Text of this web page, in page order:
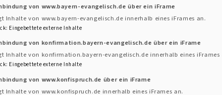
von www.bayern-evangelisch.de über ein iFrame
Inhalte von www.bayern-evangelisch.de innerhalb eines iFrames an.
: Eingebettete externe Inhalte
von konfirmation.bayern-evangelisch.de über ein iFrame
Inhalte von konfirmation.bayern-evangelisch.de innerhalb eines iFrames
: Eingebettete externe Inhalte
von www.konfispruch.de über ein iFrame
Inhalte von www.konfispruch.de innerhalb eines iFrames an.